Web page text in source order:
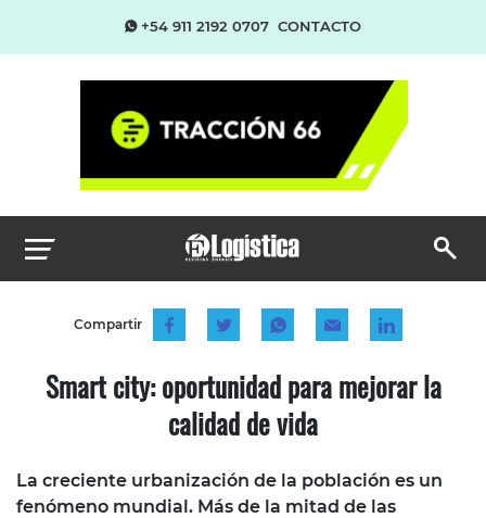
+54 911 2192 0707 CONTACTO
Compartir
Smart city: oportunidad para mejorar la
calidad de vida
La creciente urbanización de la población es un
fenómeno mundial. Más de la mitad de las